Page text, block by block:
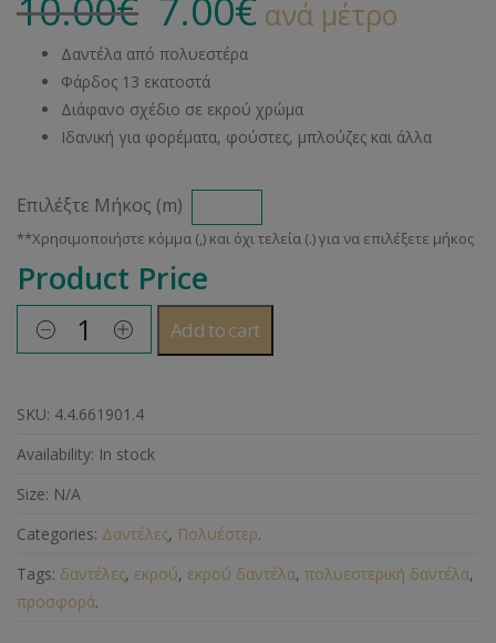
10.00€ 7.00€ ανά μέτρο
Δαντέλα από πολυεστέρα
Φάρδος 13 εκατοστά
Διάφανο σχέδιο σε εκρού χρώμα
Ιδανική για φορέματα, φούστες, μπλούζες και άλλα
Επιλέξτε Μήκος (m)
Product Price
Add to cart
SKU: 4.4.661901.4
Availability: In stock
Size: N/A
Categories: Δαντέλες, Πολυέστερ.
Tags: δαντέλες, εκρού, εκρού δαντέλα, πολυεστερική δαντέλα,
προσφορά.